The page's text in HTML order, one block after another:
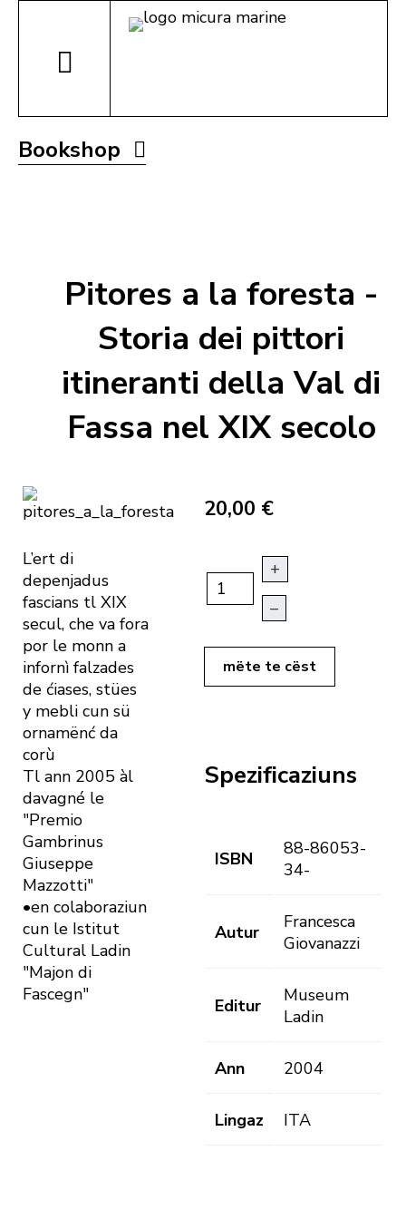
Bookshop
Pitores a la foresta -
Storia dei pittori
itineranti della Val di
Fassa nel XIX secolo
L’ert di
depenjadus
fascians tl XIX
secul, che va fora
por le monn a
infornì falzades
de ćiases, stües
y mebli cun sü
ornamënć da
corù
Tl ann 2005 àl
davagné le
"Premio
Gambrinus
Giuseppe
Mazzotti"
•en colaboraziun
cun le Istitut
Cultural Ladin
"Majon di
Fascegn"
20,00 €
+
–
mëte te cëst
Spezificaziuns
ISBN
88-86053-
34-
Autur
Francesca
Giovanazzi
Editur
Museum
Ladin
Ann 2004
Lingaz ITA